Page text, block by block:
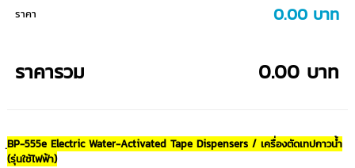
ราคา 0.00 บาท
ราคารวม 0.00 บาท
ฺBP-555e Electric Water-Activated Tape Dispensers / เครื่องตัดเทปกาวน้ำ
(รุ่นใช้ไฟฟ้า)